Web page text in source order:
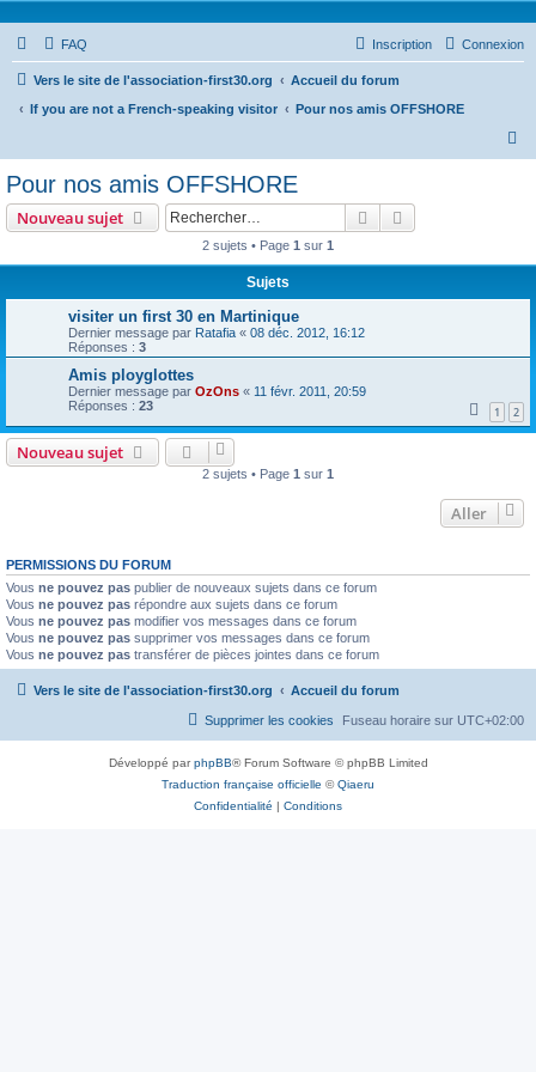
FAQ Connexion
Inscription
Vers le site de l'association-first30.org
Accueil du forum
If you are not a French-speaking visitor
Pour nos amis OFFSHORE
Pour nos amis OFFSHORE
Nouveau sujet Rechercher
2 sujets • Page 1 sur 1
Sujets
visiter un first 30 en Martinique
Dernier message par Ratafia « 08 déc. 2012, 16:12
Réponses : 3
Amis ployglottes
Dernier message par OzOns « 11 févr. 2011, 20:59
Réponses : 23 1 2
Nouveau sujet
2 sujets • Page 1 sur 1
Aller
PERMISSIONS DU FORUM
Vous ne pouvez pas publier de nouveaux sujets dans ce forum
Vous ne pouvez pas répondre aux sujets dans ce forum
Vous ne pouvez pas modifier vos messages dans ce forum
Vous ne pouvez pas supprimer vos messages dans ce forum
Vous ne pouvez pas transférer de pièces jointes dans ce forum
Vers le site de l'association-first30.org Accueil du forum
Fuseau horaire sur UTC+02:00
Supprimer les cookies
Développé parphpBB® Forum Software © phpBB Limited
Traduction française officielle ©Qiaeru
Confidentialité | Conditions